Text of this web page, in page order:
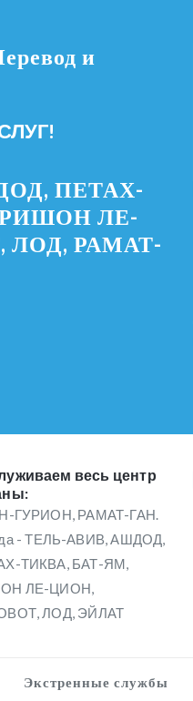
и
ПЕТАХ-
ЛЕ-
ЛОД, РАМАТ-
весь центр
ГУРИОН, РАМАТ-ГАН.
- ТЕЛЬ-АВИВ, АШДОД,
ТИКВА, БАТ-ЯМ,
ЛЕ-ЦИОН,
ЛОД, ЭЙЛАТ
Экстренные службы